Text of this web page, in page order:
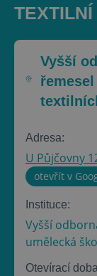
Vyšší
Adresa:
U Půjčovny
otevřít v
Instituce:
Vyšší
umělecká
Otevírací